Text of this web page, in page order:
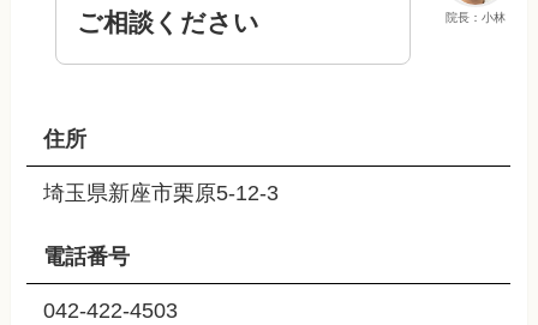
院長：小林
ご相談ください
住所
埼玉県新座市栗原5-12-3
電話番号
042-422-4503